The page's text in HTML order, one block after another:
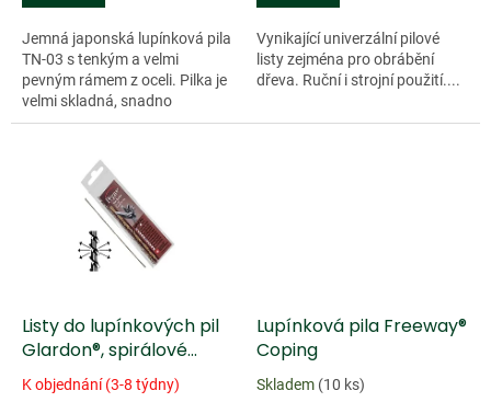
Jemná japonská lupínková pila
TN-03 s tenkým a velmi
pevným rámem z oceli. Pilka je
velmi skladná, snadno
ovladatelný, přitom je však
napnout a umožňuje...
Vynikající univerzální pilové
listy zejména pro obrábění
dřeva. Ruční i strojní použití....
Listy do lupínkových pil
Glardon®, spirálové
ozubení
K objednání (3-8 týdny)
Lupínková pila Freeway®
Coping
Skladem (10 ks)